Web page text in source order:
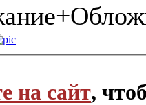
на сайт,